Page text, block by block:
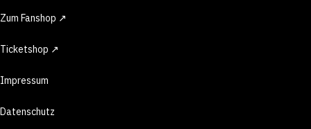
Zum Fanshop ↗
Ticketshop ↗
Impressum
Datenschutz